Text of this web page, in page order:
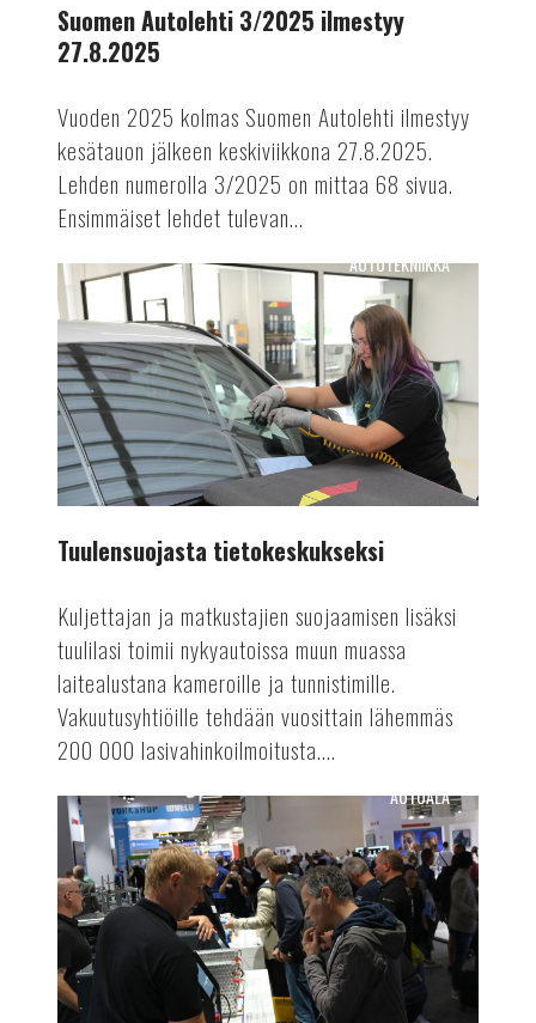
Suomen Autolehti 3/2025 ilmestyy
27.8.2025
Vuoden 2025 kolmas Suomen Autolehti ilmestyy
kesätauon jälkeen keskiviikkona 27.8.2025.
Lehden numerolla 3/2025 on mittaa 68 sivua.
Ensimmäiset lehdet tulevan...
Tuulensuojasta
tietokeskukseksi
AUTOTEKNIIKKA
Tuulensuojasta tietokeskukseksi
Kuljettajan ja matkustajien suojaamisen lisäksi
tuulilasi toimii nykyautoissa muun muassa
laitealustana kameroille ja tunnistimille.
Vakuutusyhtiöille tehdään vuosittain lähemmäs
200 000 lasivahinkoilmoitusta....
Suomen
Autolehti
4/24
ilmestyy!
AUTOALA